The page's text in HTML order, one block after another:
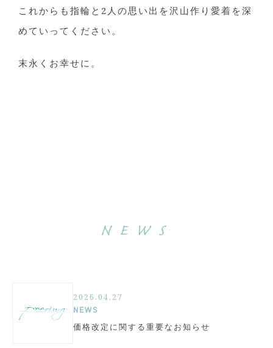
これからも指輪と2人の思い出を沢山作り愛着を深
めていってください。
末永くお幸せに。
NEWS
2026.04.27
NEWS
価格改定に関する重要なお知らせ